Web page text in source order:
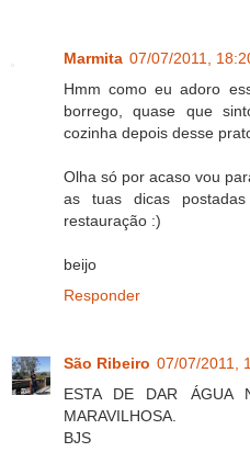
Marmita 07/07/2011,
Hmm como eu adoro
borrego, quase que
cozinha depois desse
Olha só por acaso vou
as tuas dicas
restauração :)
beijo
Responder
São Ribeiro 07/07/2011,
ESTA DE DAR ÁGUA
MARAVILHOSA.
BJS